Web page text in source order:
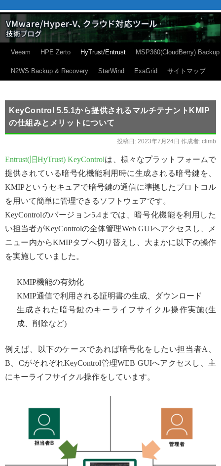
Veeam HPE Zerto HyTrust/Entrust MSP360(CloudBerry) Backup
N2WS Backup & Recovery StarWind ExaGrid サイトマップ
KeyControl 5.5.1から提供されるマルチテナントKMIP
の仕組みとメリットについて
投稿日: 2023年7月24日 作成者: climb
Entrust(旧HyTrust) KeyControlは、様々なプラットフォームで
提供されている暗号化機能利用時に生成される暗号鍵を、
KMIPというセキュアで暗号鍵の通信に準拠したプロトコル
を用いて簡単に管理できるソフトウェアです。
KeyControlのバージョン5.4までは、暗号化機能を利用した
い担当者がKeyControlの全体管理Web GUIへアクセスし、メ
ニュー内からKMIPタブへ切り替えし、大まかに以下の操作
を実施していました。
KMIP機能の有効化
KMIP通信で利用される証明書の生成、ダウンロード
生成された暗号鍵のキーライフサイクル操作実施(生
成、削除など)
例えば、以下のケースであれば暗号化をしたい担当者A、
B、CがそれぞれKeyControl管理WEB GUIへアクセスし、主
にキーライフサイクル操作をしています。